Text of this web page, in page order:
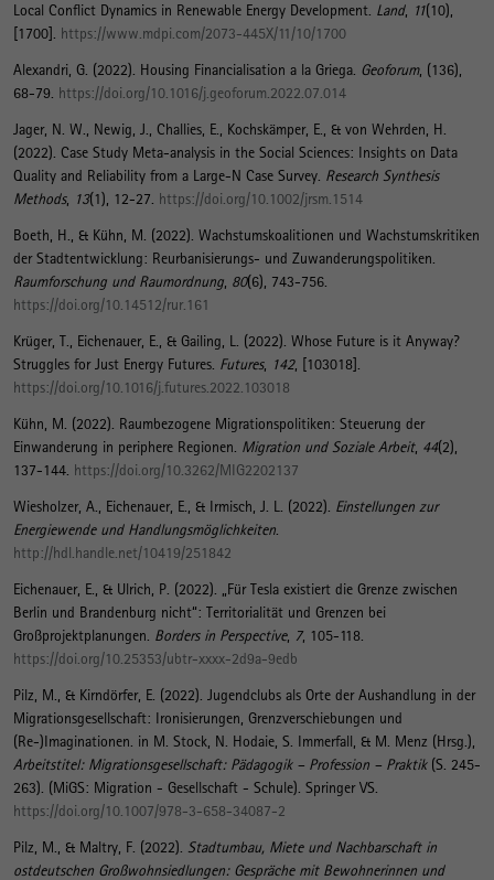
Local Conflict Dynamics in Renewable Energy Development Land, 11(10),
[1700]. https://www.mdpi.com/2073-445X/11/10/1700
Alexandri, G. (2022). Housing Financialisation a la Griega Geoforum, (136),
68-79. https://doi.org/10.1016/j.geoforum.2022.07.014
Jager, N. W., Newig, J., Challies, E. , Kochskämper, E.
, & von Wehrden, H.
(2022). Case Study Meta-analysis in the Social Sciences: Insights on Data
Quality and Reliability from a Large-N Case Survey Research Synthesis
Methods, 13(1), 12-27. https://doi.org/10.1002/jrsm.1514
Boeth, H. , & Kühn, M. (2022). Wachstumskoalitionen und Wachstumskritiken
der Stadtentwicklung: Reurbanisierungs- und Zuwanderungspolitiken
Raumforschung und Raumordnung 80(6), 743-756.
https://doi.org/10.14512/rur.161
Krüger, T. , Eichenauer, E. , & Gailing, L. (2022). Whose Future is it Anyway?
Struggles for Just Energy Futures Futures, 142, [103018].
https://doi.org/10.1016/j.futures.2022.103018
Kühn, M. (2022). Raumbezogene Migrationspolitiken: Steuerung der
Einwanderung in periphere Regionen Migration und Soziale Arbeit, 44(2),
137-144. https://doi.org/10.3262/MIG2202137
Wiesholzer, A. , Eichenauer, E. , & Irmisch, J. L. (2022). Einstellungen zur
Energiewende und Handlungsmöglichkeiten
http://hdl.handle.net/10419/251842
Eichenauer, E. , & Ulrich, P. (2022).
„Für Tesla existiert die Grenze zwischen
Berlin und Brandenburg nicht“: Territorialität und Grenzen bei
Großprojektplanungen Borders in Perspective, 7, 105-118.
https://doi.org/10.25353/ubtr-xxxx-2d9a-9edb
Pilz, M. , & Kirndörfer, E. (2022).
Jugendclubs als Orte der Aushandlung in der
Migrationsgesellschaft: Ironisierungen, Grenzverschiebungen und
(Re-)Imaginationen . in M. Stock, N. Hodaie, S. Immerfall, & M. Menz (Hrsg.),
Arbeitstitel: Migrationsgesellschaft: Pädagogik – Profession – Praktik (S. 245-
263). (MiGS: Migration - Gesellschaft - Schule). Springer VS.
https://doi.org/10.1007/978-3-658-34087-2
Pilz, M. , & Maltry, F. (2022).
Stadtumbau, Miete und Nachbarschaft in
ostdeutschen Großwohnsiedlungen: Gespräche mit Bewohnerinnen und